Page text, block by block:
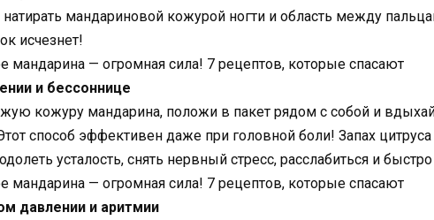
натирать мандариновой кожурой ногти и область между
исчезнет!
и бессоннице
кожуру мандарина, положи в пакет рядом с собой и
способ эффективен даже при головной боли! Запах
усталость, снять нервный стресс, расслабиться и быстро
давлении и аритмии